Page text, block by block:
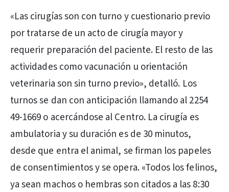
«Las cirugías son con turno y cuestionario previo
por tratarse de un acto de cirugía mayor y
requerir preparación del paciente. El resto de las
actividades como vacunación u orientación
veterinaria son sin turno previo», detalló. Los
turnos se dan con anticipación llamando al 2254
49-1669 o acercándose al Centro. La cirugía es
ambulatoria y su duración es de 30 minutos,
desde que entra el animal, se firman los papeles
de consentimientos y se opera. «Todos los felinos,
ya sean machos o hembras son citados a las 8:30